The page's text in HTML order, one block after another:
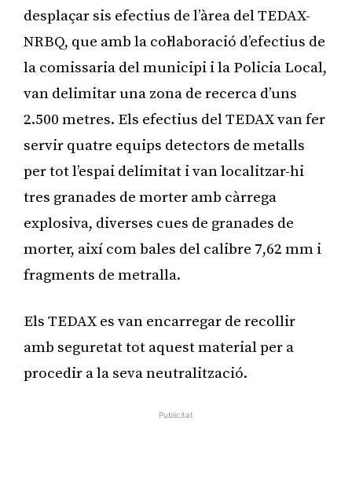
desplaçar sis efectius de l’àrea del TEDAX-
NRBQ, que amb la col·laboració d’efectius de
la comissaria del municipi i la Policia Local,
van delimitar una zona de recerca d’uns
2.500 metres. Els efectius del TEDAX van fer
servir quatre equips detectors de metalls
per tot l’espai delimitat i van localitzar-hi
tres granades de morter amb càrrega
explosiva, diverses cues de granades de
morter, així com bales del calibre 7,62 mm i
fragments de metralla.
Els TEDAX es van encarregar de recollir
amb seguretat tot aquest material per a
procedir a la seva neutralització.
Publicitat